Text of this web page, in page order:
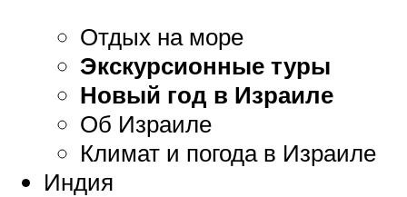
Отдых на море
Экскурсионные туры
Новый год в Израиле
Об Израиле
Климат и погода в Израиле
Индия